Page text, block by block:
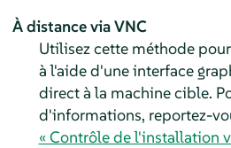
À distance via VNC
Utilisez cette méthode
à l'aide d'une interface
direct à la machine cible.
d'informations, reportez-
« Contrôle de l'installation